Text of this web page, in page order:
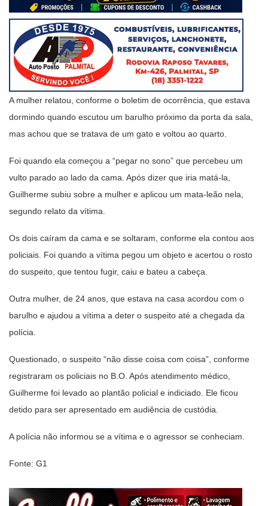
A mulher relatou, conforme o boletim de ocorrência, que estava
dormindo quando escutou um barulho próximo da porta da sala,
mas achou que se tratava de um gato e voltou ao quarto.
Foi quando ela começou a “pegar no sono” que percebeu um
vulto parado ao lado da cama. Após dizer que iria matá-la,
Guilherme subiu sobre a mulher e aplicou um mata-leão nela,
segundo relato da vítima.
Os dois caíram da cama e se soltaram, conforme ela contou aos
policiais. Foi quando a vítima pegou um objeto e acertou o rosto
do suspeito, que tentou fugir, caiu e bateu a cabeça.
Outra mulher, de 24 anos, que estava na casa acordou com o
barulho e ajudou a vítima a deter o suspeito até a chegada da
polícia.
Questionado, o suspeito “não disse coisa com coisa”, conforme
registraram os policiais no B.O. Após atendimento médico,
Guilherme foi levado ao plantão policial e indiciado. Ele ficou
detido para ser apresentado em audiência de custódia.
A polícia não informou se a vítima e o agressor se conheciam.
Fonte: G1